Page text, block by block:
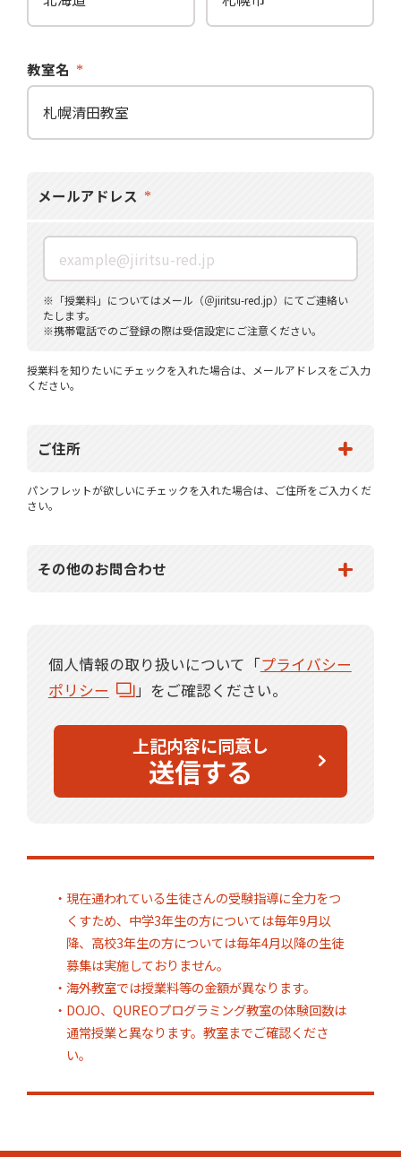
教室名
メールアドレス
※「授業料」についてはメール（＠jiritsu-red.jp）にてご連絡い
たします。
※携帯電話でのご登録の際は受信設定にご注意ください。
授業料を知りたいにチェックを入れた場合は、メールアドレスをご入力
ください。
ご住所
パンフレットが欲しいにチェックを入れた場合は、ご住所をご入力くだ
さい。
その他のお問合わせ
個人情報の取り扱いについて「プライバシー
ポリシー
」をご確認ください。
上記内容に同意し
送信する
・現在通われている生徒さんの受験指導に全力をつ
くすため、中学3年生の方については毎年9月以
降、高校3年生の方については毎年4月以降の生徒
募集は実施しておりません。
・海外教室では授業料等の金額が異なります。
・DOJO、QUREOプログラミング教室の体験回数は
通常授業と異なります。教室までご確認くださ
い。